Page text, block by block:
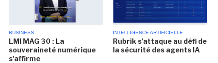
BUSINESS
LMI MAG 30 : La
souveraineté numérique
s'affirme
INTELLIGENCE ARTIFICIELLE
Rubrik s'attaque au défi de
la sécurité des agents IA